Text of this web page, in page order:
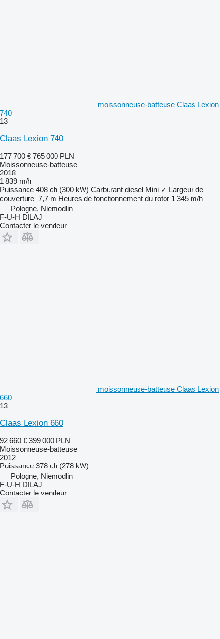
moissonneuse-batteuse Claas Lexion
740
13
Claas Lexion 740
177 700 € 765 000 PLN
Moissonneuse-batteuse
2018
1 839 m/h
Puissance 408 ch (300 kW) Carburant diesel Mini ✓ Largeur de
couverture 7,7 m Heures de fonctionnement du rotor 1 345 m/h
Pologne, Niemodlin
F-U-H DILAJ
Contacter le vendeur
moissonneuse-batteuse Claas Lexion
660
13
Claas Lexion 660
92 660 € 399 000 PLN
Moissonneuse-batteuse
2012
Puissance 378 ch (278 kW)
Pologne, Niemodlin
F-U-H DILAJ
Contacter le vendeur